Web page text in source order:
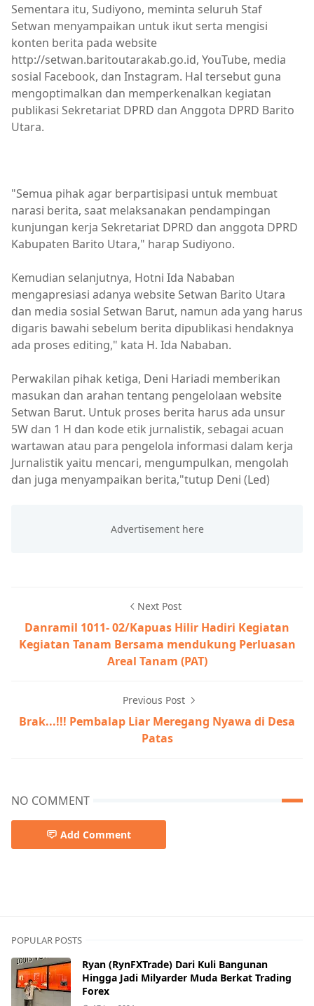
Sementara itu, Sudiyono, meminta seluruh Staf
Setwan menyampaikan untuk ikut serta mengisi
konten berita pada website
http://setwan.baritoutarakab.go.id, YouTube, media
sosial Facebook, dan Instagram. Hal tersebut guna
mengoptimalkan dan memperkenalkan kegiatan
publikasi Sekretariat DPRD dan Anggota DPRD Barito
Utara.
"Semua pihak agar berpartisipasi untuk membuat
narasi berita, saat melaksanakan pendampingan
kunjungan kerja Sekretariat DPRD dan anggota DPRD
Kabupaten Barito Utara," harap Sudiyono.
Kemudian selanjutnya, Hotni Ida Nababan
mengapresiasi adanya website Setwan Barito Utara
dan media sosial Setwan Barut, namun ada yang harus
digaris bawahi sebelum berita dipublikasi hendaknya
ada proses editing," kata H. Ida Nababan.
Perwakilan pihak ketiga, Deni Hariadi memberikan
masukan dan arahan tentang pengelolaan website
Setwan Barut. Untuk proses berita harus ada unsur
5W dan 1 H dan kode etik jurnalistik, sebagai acuan
wartawan atau para pengelola informasi dalam kerja
Jurnalistik yaitu mencari, mengumpulkan, mengolah
dan juga menyampaikan berita,"tutup Deni (Led)
Next Post
Danramil 1011- 02/Kapuas Hilir Hadiri Kegiatan
Kegiatan Tanam Bersama mendukung Perluasan
Areal Tanam (PAT)
Previous Post
Brak...!!! Pembalap Liar Meregang Nyawa di Desa
Patas
NO COMMENT
Add Comment
POPULAR POSTS
Ryan (RynFXTrade) Dari Kuli Bangunan
Hingga Jadi Milyarder Muda Berkat Trading
Forex